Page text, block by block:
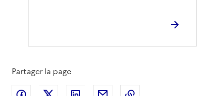
Partager la page